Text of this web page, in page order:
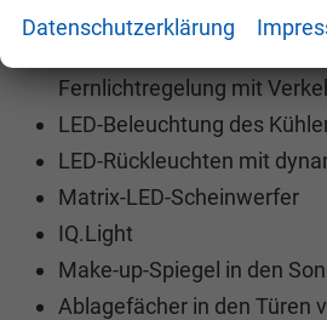
Vordere Nebelscheinwerfer
Fernlichtregelung mit
LED-Beleuchtung des
LED-Rückleuchten mit
Matrix-LED-Scheinwerfer
IQ.Light
Make-up-Spiegel in den
Ablagefächer in den Türen
Datenschutzerklärung